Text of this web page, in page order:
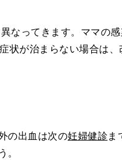
なってきます。ママの
状が治まらない場合は、
の出血は次の妊婦健診ま